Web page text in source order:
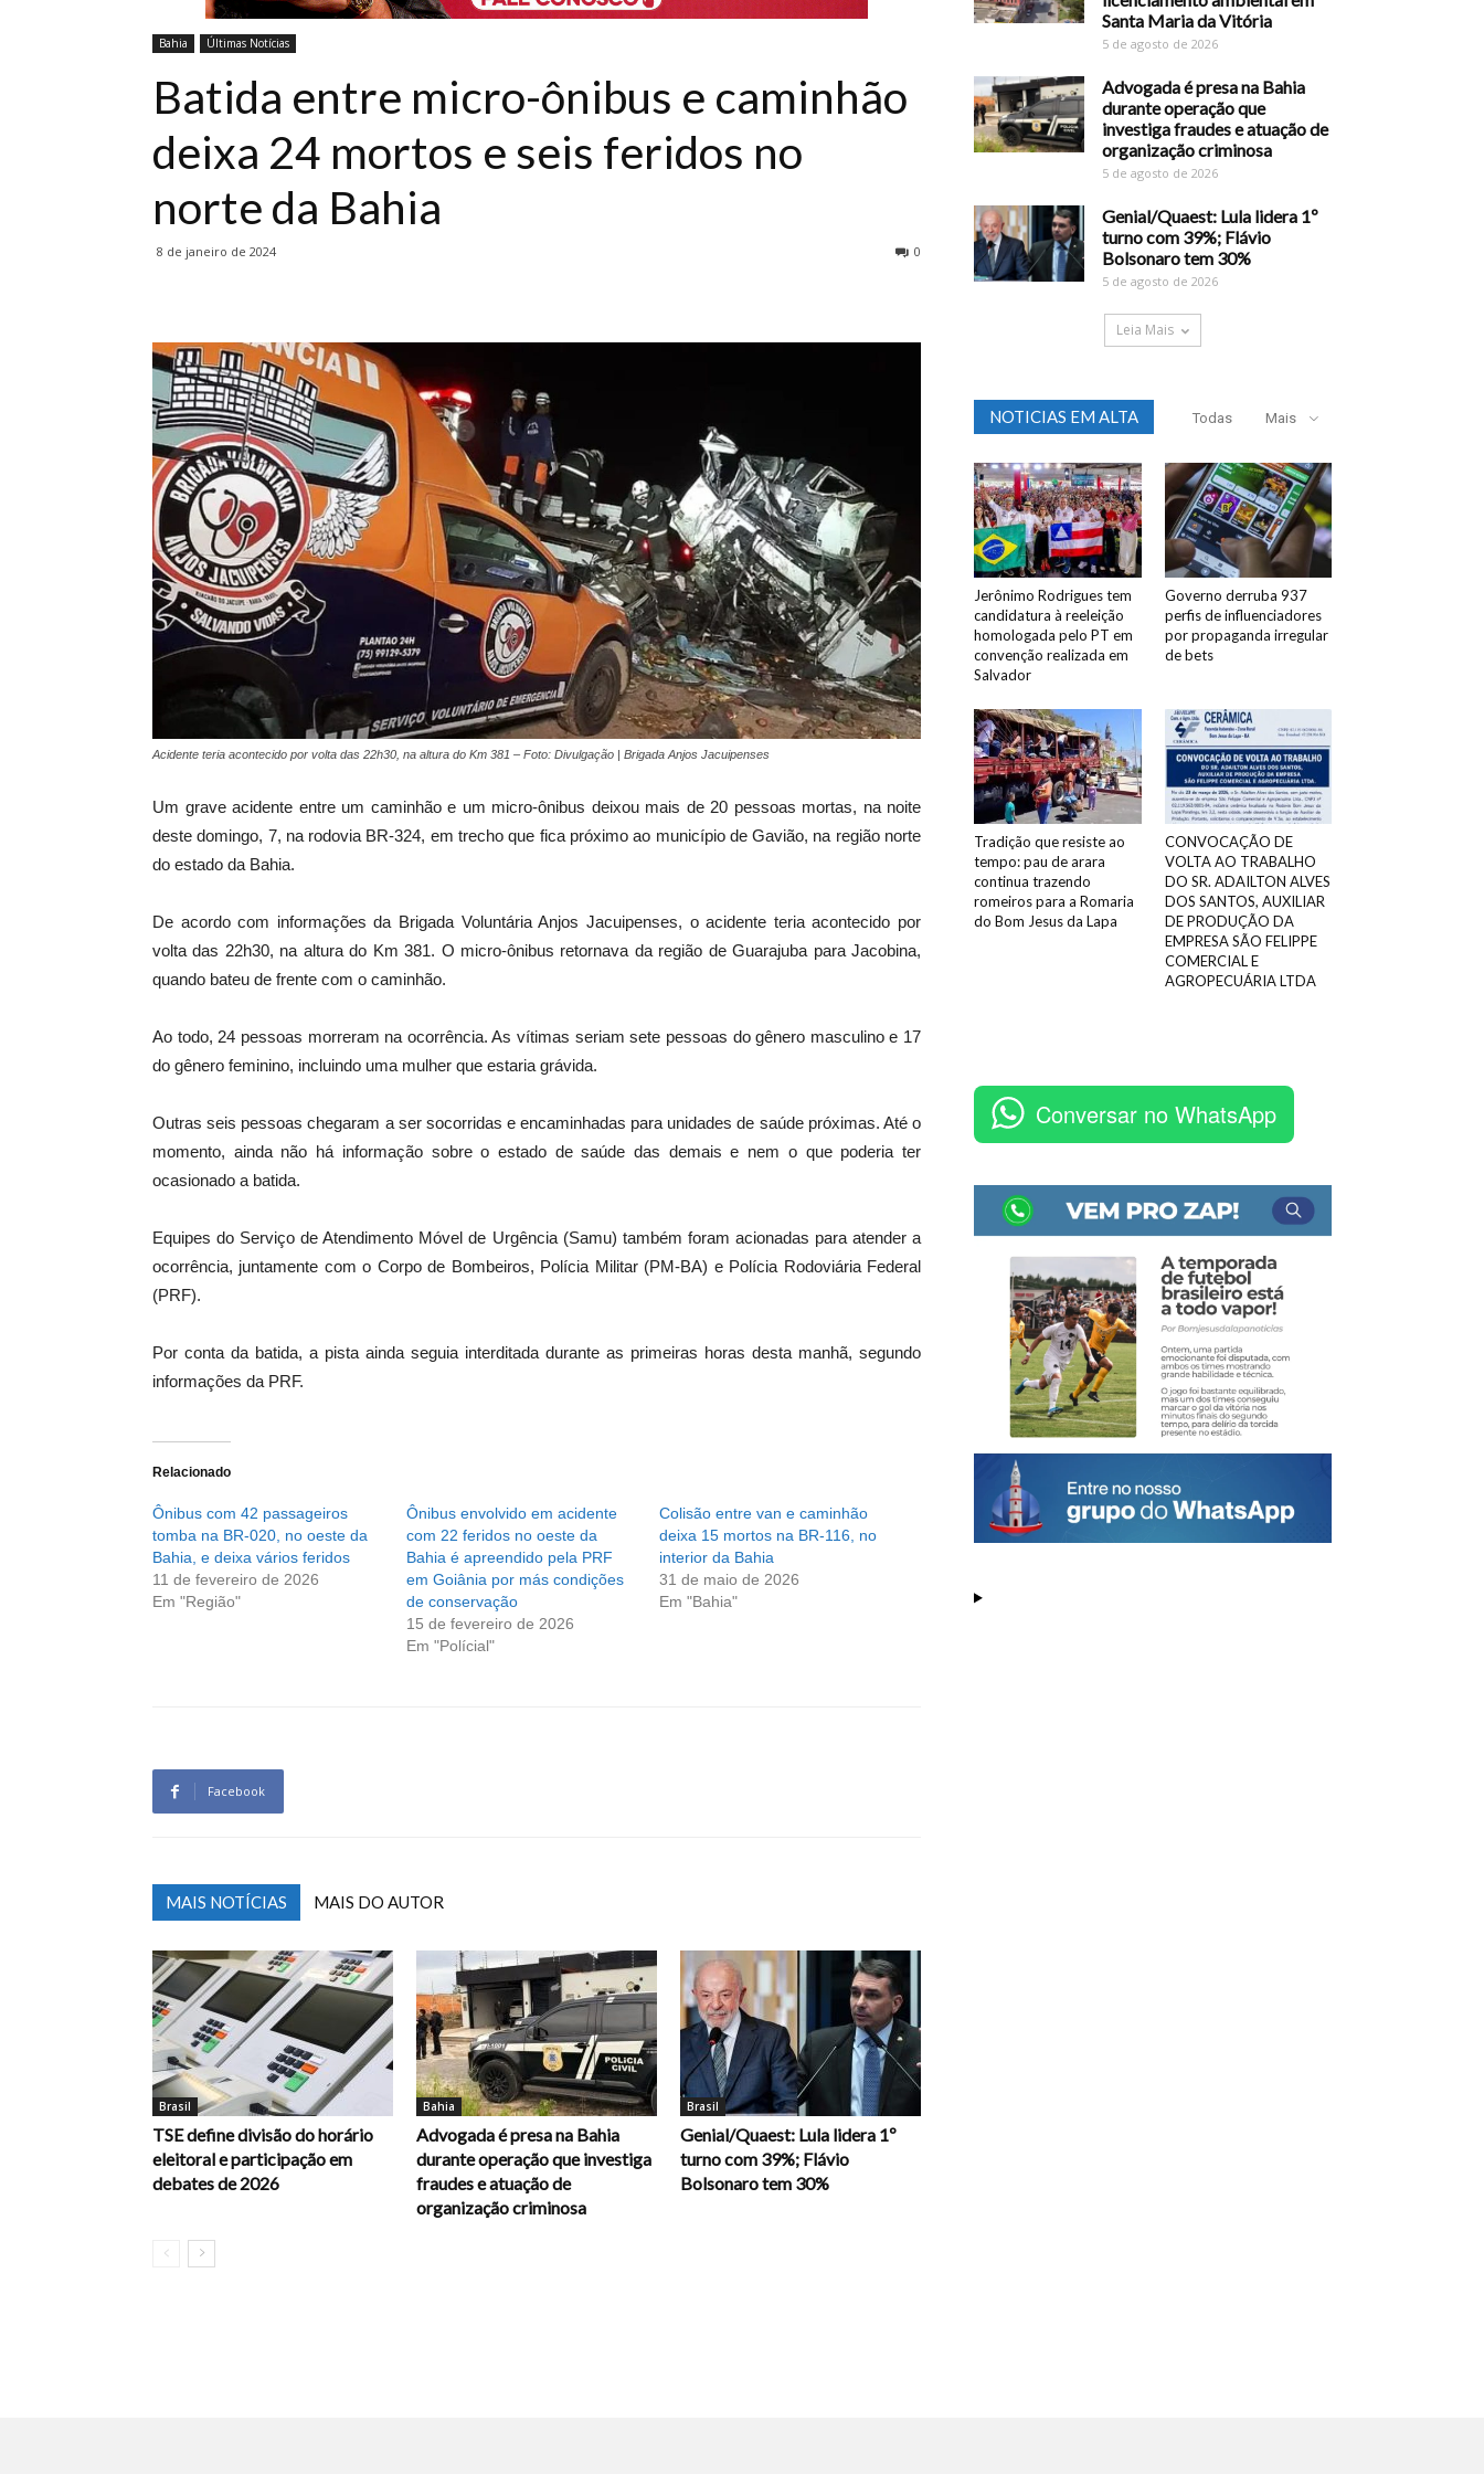
Bahia Últimas Notícias
Batida entre micro-ônibus e caminhão
deixa 24 mortos e seis feridos no
norte da Bahia
8 de janeiro de 2024 0
Acidente teria acontecido por volta das 22h30, na altura do Km 381 – Foto: Divulgação | Brigada Anjos Jacuipenses
Um grave acidente entre um caminhão e um micro-ônibus deixou mais de 20 pessoas mortas, na noite
deste domingo, 7, na rodovia BR-324, em trecho que fica próximo ao município de Gavião, na região norte
do estado da Bahia.
De acordo com informações da Brigada Voluntária Anjos Jacuipenses, o acidente teria acontecido por
volta das 22h30, na altura do Km 381. O micro-ônibus retornava da região de Guarajuba para Jacobina,
quando bateu de frente com o caminhão.
Ao todo, 24 pessoas morreram na ocorrência. As vítimas seriam sete pessoas do gênero masculino e 17
do gênero feminino, incluindo uma mulher que estaria grávida.
Outras seis pessoas chegaram a ser socorridas e encaminhadas para unidades de saúde próximas. Até o
momento, ainda não há informação sobre o estado de saúde das demais e nem o que poderia ter
ocasionado a batida.
Equipes do Serviço de Atendimento Móvel de Urgência (Samu) também foram acionadas para atender a
ocorrência, juntamente com o Corpo de Bombeiros, Polícia Militar (PM-BA) e Polícia Rodoviária Federal
(PRF).
Por conta da batida, a pista ainda seguia interditada durante as primeiras horas desta manhã, segundo
informações da PRF.
Relacionado
Ônibus com 42 passageiros
tomba na BR-020, no oeste da
Bahia, e deixa vários feridos
11 de fevereiro de 2026
Em "Região"
Ônibus envolvido em acidente
com 22 feridos no oeste da
Bahia é apreendido pela PRF
em Goiânia por más condições
de conservação
15 de fevereiro de 2026
Em "Polícial"
Colisão entre van e caminhão
deixa 15 mortos na BR-116, no
interior da Bahia
31 de maio de 2026
Em "Bahia"
Facebook
MAIS NOTÍCIAS MAIS DO AUTOR
Brasil
TSE define divisão do horário
eleitoral e participação em
debates de 2026
Bahia
Advogada é presa na Bahia
durante operação que investiga
fraudes e atuação de
organização criminosa
Brasil
Genial/Quaest: Lula lidera 1º
turno com 39%; Flávio
Bolsonaro tem 30%
Santa Maria da Vitória
5 de agosto de 2026
Advogada é presa na Bahia
durante operação que
investiga fraudes e atuação de
organização criminosa
5 de agosto de 2026
Genial/Quaest: Lula lidera 1º
turno com 39%; Flávio
Bolsonaro tem 30%
5 de agosto de 2026
Leia Mais
NOTICIAS EM ALTA Todas Mais
Jerônimo Rodrigues tem
candidatura à reeleição
homologada pelo PT em
convenção realizada em
Salvador
Governo derruba 937
perfis de influenciadores
por propaganda irregular
de bets
Tradição que resiste ao
tempo: pau de arara
continua trazendo
romeiros para a Romaria
do Bom Jesus da Lapa
CONVOCAÇÃO DE
VOLTA AO TRABALHO
DO SR. ADAILTON ALVES
DOS SANTOS, AUXILIAR
DE PRODUÇÃO DA
EMPRESA SÃO FELIPPE
COMERCIAL E
AGROPECUÁRIA LTDA
Conversar no WhatsApp